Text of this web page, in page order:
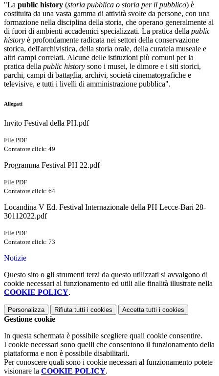
"La public history (storia pubblica o storia per il pubblico) è
costituita da una vasta gamma di attività svolte da persone, con una
formazione nella disciplina della storia, che operano generalmente al
di fuori di ambienti accademici specializzati. La pratica della public
history è profondamente radicata nei settori della conservazione
storica, dell'archivistica, della storia orale, della curatela museale e
altri campi correlati. Alcune delle istituzioni più comuni per la
pratica della public history sono i musei, le dimore e i siti storici,
parchi, campi di battaglia, archivi, società cinematografiche e
televisive, e tutti i livelli di amministrazione pubblica".
Allegati
Invito Festival della PH.pdf
File PDF
Contatore click: 49
Programma Festival PH 22.pdf
File PDF
Contatore click: 64
Locandina V Ed. Festival Internazionale della PH Lecce-Bari 28-
30112022.pdf
File PDF
Contatore click: 73
Notizie
Questo sito o gli strumenti terzi da questo utilizzati si avvalgono di
cookie necessari al funzionamento ed utili alle finalità illustrate nella
COOKIE POLICY.
Personalizza Rifiuta tutti i cookies Accetta tutti i cookies
Gestione cookie
In questa schermata è possibile scegliere quali cookie consentire.
I cookie necessari sono quelli che consentono il funzionamento della
piattaforma e non è possibile disabilitarli.
Per conoscere quali sono i cookie necessari al funzionamento potete
visionare la COOKIE POLICY.